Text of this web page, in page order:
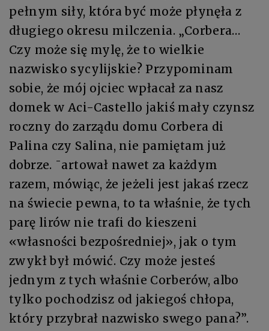
pełnym siły, która być może płynęła z
długiego okresu milczenia. „Corbera…
Czy może się mylę, że to wielkie
nazwisko sycylijskie? Przypominam
sobie, że mój ojciec wpłacał za nasz
domek w Aci-Castello jakiś mały czynsz
roczny do zarządu domu Corbera di
Palina czy Salina, nie pamiętam już
dobrze. ¯artował nawet za każdym
razem, mówiąc, że jeżeli jest jakaś rzecz
na świecie pewna, to ta właśnie, że tych
parę lirów nie trafi do kieszeni
«własności bezpośredniej», jak o tym
zwykł był mówić. Czy może jesteś
jednym z tych właśnie Corberów, albo
tylko pochodzisz od jakiegoś chłopa,
który przybrał nazwisko swego pana?”.